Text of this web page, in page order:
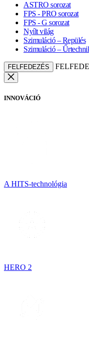
ASTRO sorozat
FPS - PRO sorozat
FPS - G sorozat
Nyílt világ
Szimuláció – Repülés
Szimuláció –
FELFEDEZÉS
INNOVÁCIÓ
A HITS-technológia
HERO 2